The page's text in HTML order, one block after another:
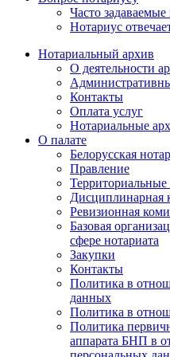
Часто
Нотариус
Нотариальный архив
О деятельности
Контакты
Оплата услуг
Нотариальные
О палате
Белорусская
Правление
Дисциплинарная
Ревизионная
Базовая
сфере нотариата
Закупки
Контакты
Политика в
данных
Политика в
Политика
аппарата БНП в